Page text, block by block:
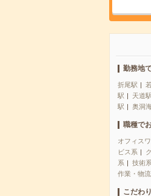
勤務地
折尾駅
駅
天道駅
駅
奥洞
職種で
オフィス
ビス系
系
技術系
作業・物
こだわ